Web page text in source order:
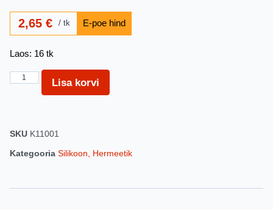
2,65€ tk
Laos: 16 tk
Lisa korvi
SKU K11001
Kategooria Silikoon, Hermeetik